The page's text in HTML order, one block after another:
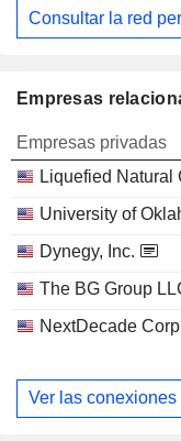
Consultar la red
Empresas
Empresas privadas
Liquefied Natural
University of
Dynegy, Inc.
The BG Group
NextDecade
Ver las